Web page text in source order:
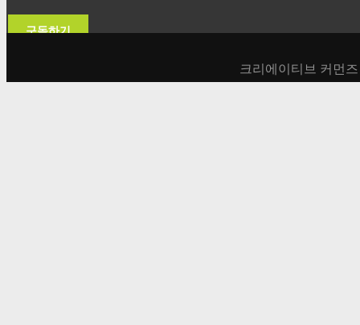
구독하기
크리에이티브 커먼